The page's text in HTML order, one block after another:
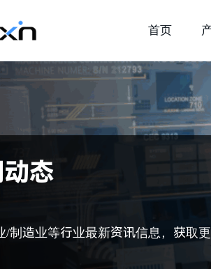
态
/制造业等行业最新资讯信息，获取
首页